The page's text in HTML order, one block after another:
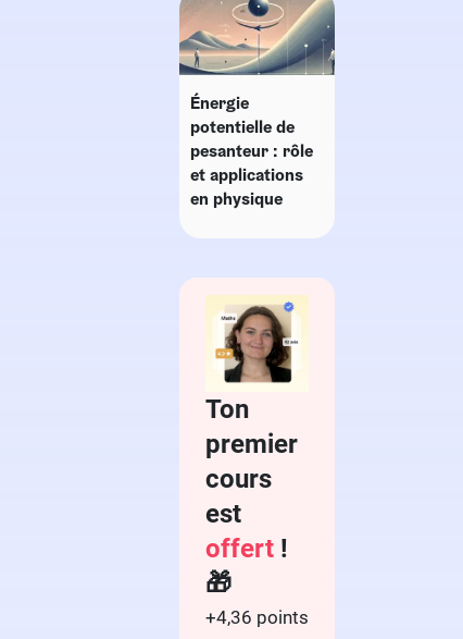
Énergie
potentielle de
pesanteur : rôle
et applications
en physique
Ton
premier
cours
est
offert !
🎁
+4,36 points